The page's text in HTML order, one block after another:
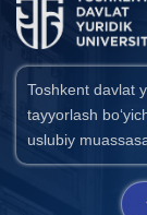
Toshkent davlat
tayyorlash
uslubiy